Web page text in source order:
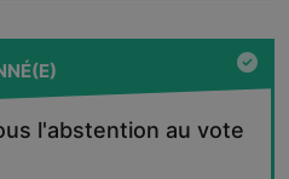
l'abstention au vote